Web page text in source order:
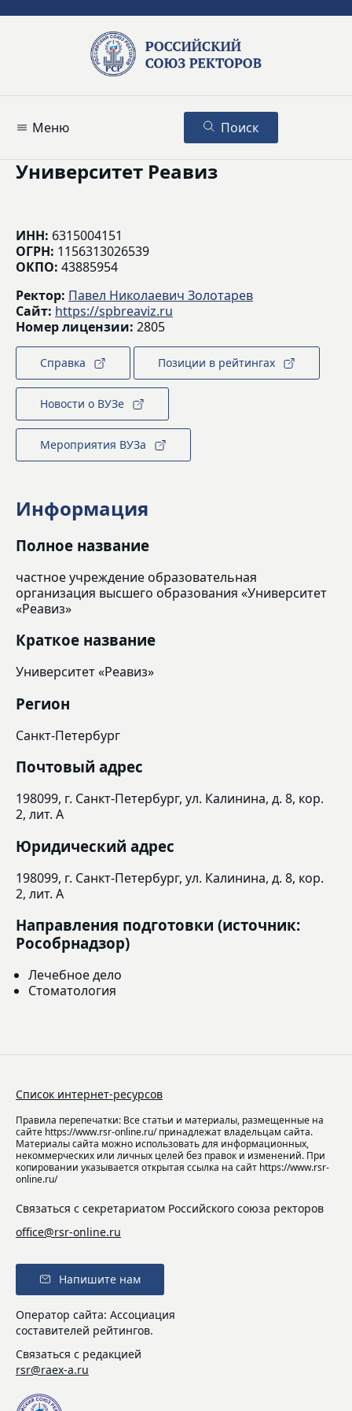
Меню Поиск
Университет Реавиз
ИНН: 6315004151
ОГРН: 1156313026539
ОКПО: 43885954
Ректор: Павел Николаевич Золотарев
Сайт: https://spbreaviz.ru
Номер лицензии: 2805
Справка Позиции в рейтингах
Новости о ВУЗе
Мероприятия ВУЗа
Информация
Полное название
частное учреждение образовательная
организация высшего образования «Университет
«Реавиз»
Краткое название
Университет «Реавиз»
Регион
Санкт-Петербург
Почтовый адрес
198099, г. Санкт-Петербург, ул. Калинина, д. 8, кор.
2, лит. А
Юридический адрес
198099, г. Санкт-Петербург, ул. Калинина, д. 8, кор.
2, лит. А
Направления подготовки (источник:
Рособрнадзор)
Лечебное дело
Стоматология
Список интернет-ресурсов
Правила перепечатки: Все статьи и материалы, размещенные на
сайте https://www.rsr-online.ru/ принадлежат владельцам сайта.
Материалы сайта можно использовать для информационных,
некоммерческих или личных целей без правок и изменений. При
копировании указывается открытая ссылка на сайт https://www.rsr-
online.ru/
Связаться с секретариатом Российского союза ректоров
office@rsr-online.ru
Напишите нам
Оператор сайта: Ассоциация
составителей рейтингов.
Связаться с редакцией
rsr@raex-a.ru